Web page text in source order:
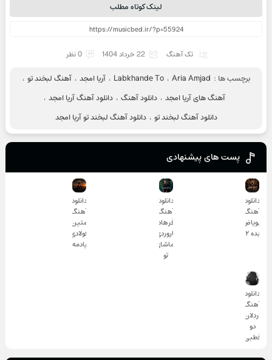
لینک کوتاه مطلب
تک آهنگ 22 خرداد 1404 0 نظر
برچسب ها : Aria Amjad ، Labkhande To ، آریا امجد ، آهنگ لبخند تو ،
آهنگ های آریا امجد ، دانلود آهنگ ، دانلود آهنگ آریا امجد ،
دانلود آهنگ لبخند تو ، دانلود آهنگ لبخند تو آریا امجد
پست های پیشنهادی
دانلود
آهنگ
ابویاض
بده ۲
دانلود
آهنگ
فرهاد
تاروردی
تماشای
تو
دانلود
آهنگ
متین
فولادی
یادمه
دانلود
آهنگ
اردلان
دو
قطبی